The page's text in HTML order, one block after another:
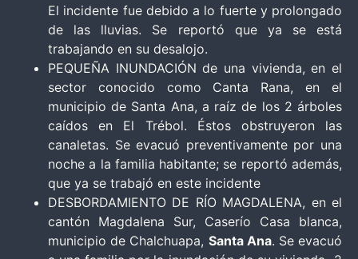
El incidente fue debido a lo fuerte y prolongado
de las lluvias. Se reportó que ya se está
trabajando en su desalojo.
PEQUEÑA INUNDACIÓN de una vivienda, en el
sector conocido como Canta Rana, en el
municipio de Santa Ana, a raíz de los 2 árboles
caídos en El Trébol. Éstos obstruyeron las
canaletas. Se evacuó preventivamente por una
noche a la familia habitante; se reportó además,
que ya se trabajó en este incidente
DESBORDAMIENTO DE RÍO MAGDALENA, en el
cantón Magdalena Sur, Caserío Casa blanca,
municipio de Chalchuapa, Santa Ana. Se evacuó